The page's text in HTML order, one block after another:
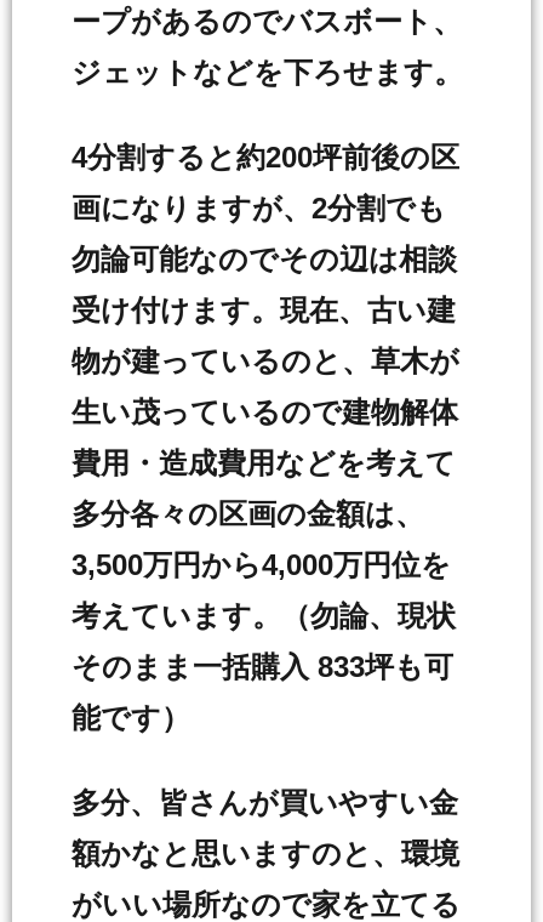
ープがあるのでバスボート、
ジェットなどを下ろせます。
4分割すると約200坪前後の区
画になりますが、2分割でも
勿論可能なのでその辺は相談
受け付けます。現在、古い建
物が建っているのと、草木が
生い茂っているので建物解体
費用・造成費用などを考えて
多分各々の区画の金額は、
3,500万円から4,000万円位を
考えています。（勿論、現状
そのまま一括購入 833坪も可
能です）
多分、皆さんが買いやすい金
額かなと思いますのと、環境
がいい場所なので家を立てる